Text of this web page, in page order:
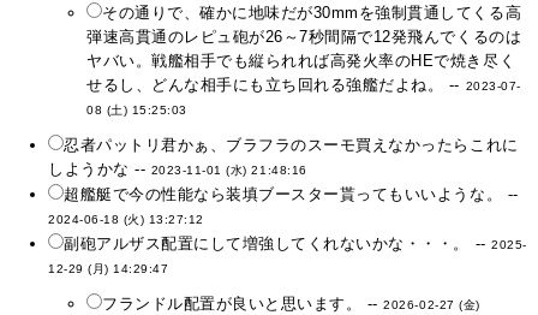
その通りで、確かに地味だが30mmを強制貫通してくる高
弾速高貫通のレピュ砲が26～7秒間隔で12発飛んでくるのは
ヤバい。戦艦相手でも縦られれば高発火率のHEで焼き尽く
せるし、どんな相手にも立ち回れる強艦だよね。 -- 2023-07-
08 (土) 15:25:03
忍者パットリ君かぁ、ブラフラのスーモ買えなかったらこれに
しようかな -- 2023-11-01 (水) 21:48:16
超艦艇で今の性能なら装填ブースター貰ってもいいような。 --
2024-06-18 (火) 13:27:12
副砲アルザス配置にして増強してくれないかな・・・。 --2025-
12-29 (月) 14:29:47
フランドル配置が良いと思います。 --2026-02-27 (金)